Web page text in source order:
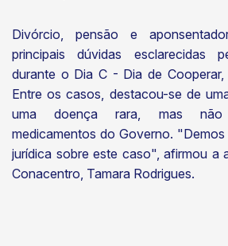
Divórcio, pensão e
principais dúvidas esclarecidas
durante o Dia C - Dia de Cooperar,
Entre os casos, destacou-se de
uma doença rara, mas não
medicamentos do Governo.
jurídica sobre este caso", afirmou a
Conacentro, Tamara Rodrigues.